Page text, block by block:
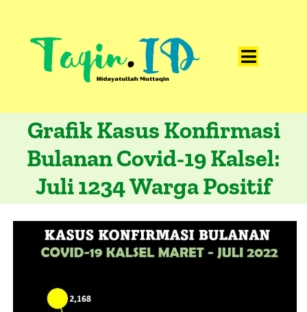
content
Toggle
Artikel
Visualisasi
Presentasi
Grafik Kasus Konfirmasi
Bulanan Covid-19 Kalsel:
Juli 1234 Warga Positif